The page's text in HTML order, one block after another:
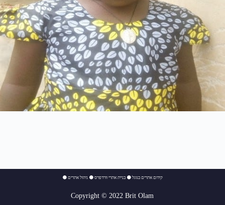
⚫ קידום אתרים בגוגל ⚫בניית אתרי וורדפרס ⚫ניהול אתרים
Copyright © 2022 Brit Olam